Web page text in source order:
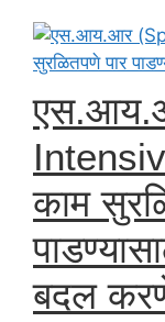
काम
बदल